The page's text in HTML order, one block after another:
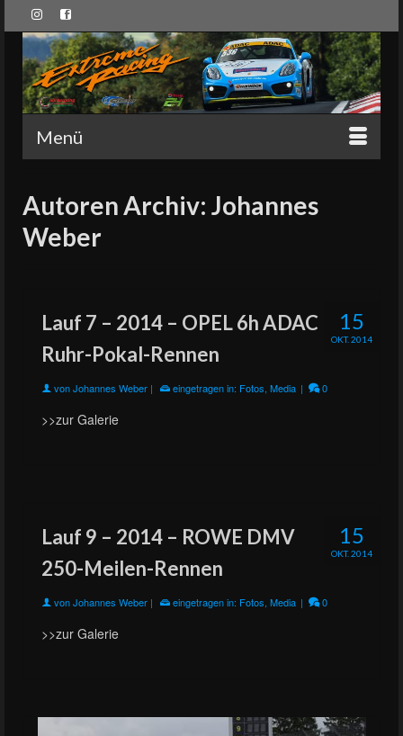
Menü
Autoren Archiv: Johannes
Weber
15
OKT. 2014
Lauf 7 – 2014 – OPEL 6h ADAC
Ruhr-Pokal-Rennen
vonJohannes Weber | eingetragen in: Fotos, Media | 0
>>zur Galerie
15
OKT. 2014
Lauf 9 – 2014 – ROWE DMV
250-Meilen-Rennen
vonJohannes Weber | eingetragen in: Fotos, Media | 0
>>zur Galerie